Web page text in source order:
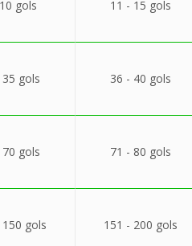
gols 11 - 15 gols
gols 36 - 40 gols
gols 71 - 80 gols
gols 151 - 200 gols